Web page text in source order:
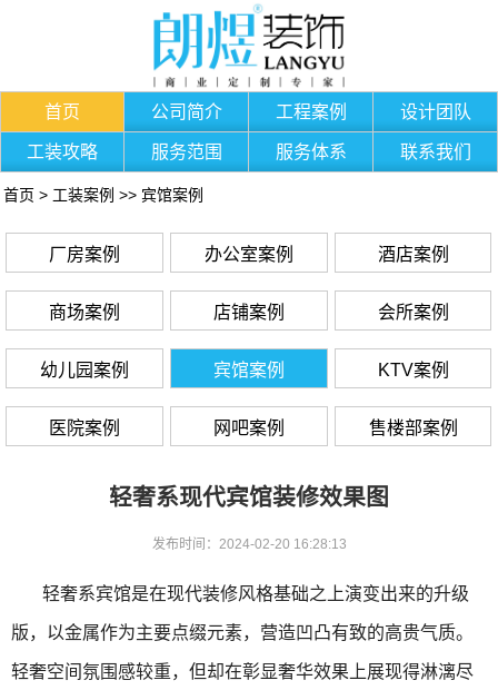
首页 公司简介 工程案例 设计团队
工装攻略 服务范围 服务体系 联系我们
首页 > 工装案例 >> 宾馆案例
厂房案例 办公室案例 酒店案例
商场案例 店铺案例 会所案例
幼儿园案例 宾馆案例 KTV案例
医院案例 网吧案例 售楼部案例
轻奢系现代宾馆装修效果图
发布时间：2024-02-20 16:28:13
轻奢系宾馆是在现代装修风格基础之上演变出来的升级
版，以金属作为主要点缀元素，营造凹凸有致的高贵气质。
轻奢空间氛围感较重，但却在彰显奢华效果上展现得淋漓尽